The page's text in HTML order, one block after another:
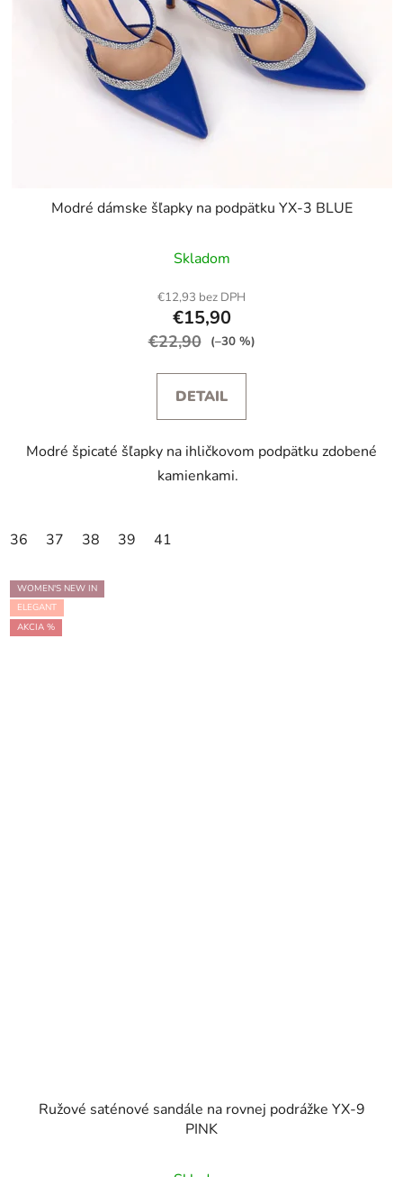
Modré dámske šľapky na podpätku YX-3 BLUE
Skladom
€12,93 bez DPH
€15,90
€22,90 (–30 %)
DETAIL
Modré špicaté šľapky na ihličkovom podpätku zdobené
kamienkami.
36 37 38 39 41
WOMEN'S NEW IN
ELEGANT
AKCIA %
Ružové saténové sandále na rovnej podrážke YX-9
PINK